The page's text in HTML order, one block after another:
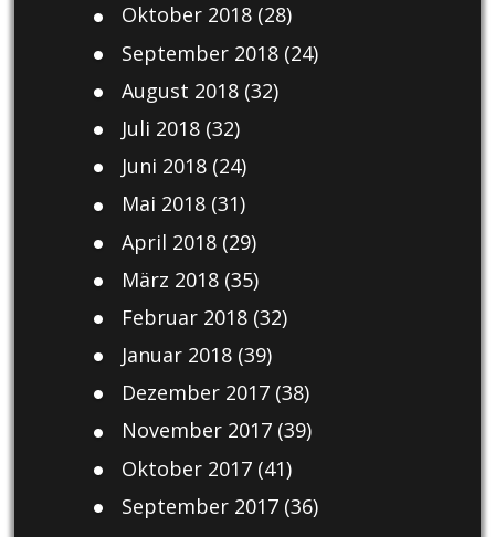
Oktober 2018(28)
September 2018(24)
August 2018(32)
Juli 2018(32)
Juni 2018(24)
Mai 2018(31)
April 2018(29)
März 2018(35)
Februar 2018(32)
Januar 2018(39)
Dezember 2017(38)
November 2017(39)
Oktober 2017(41)
September 2017(36)